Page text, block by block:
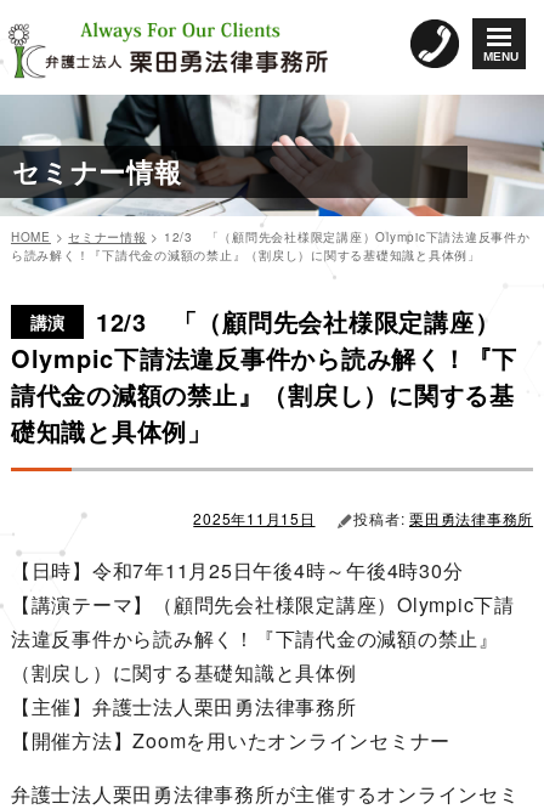
MENU
ン
テ
ン
へ
ス
キ
ッ
プ
セミナー情報
HOME >セミナー情報 > 12/3 「（顧問先会社様限定講座）Olympic下請法違反事件か
ら読み解く！『下請代金の減額の禁止』（割戻し）に関する基礎知識と具体例」
講演
12/3 「（顧問先会社様限定講座）
Olympic下請法違反事件から読み解く！『下
請代金の減額の禁止』（割戻し）に関する基
礎知識と具体例」
日:
2025年11月15日 投稿者:栗田勇法律事務所
【日時】令和7年11月25日午後4時～午後4時30分
【講演テーマ】（顧問先会社様限定講座）Olympic下請
法違反事件から読み解く！『下請代金の減額の禁止』
（割戻し）に関する基礎知識と具体例
【主催】弁護士法人栗田勇法律事務所
【開催方法】Zoomを用いたオンラインセミナー
弁護士法人栗田勇法律事務所が主催するオンラインセミ
ゴ
リ
ー
稿
ナ
ビ
ゲ
ー
シ
ン